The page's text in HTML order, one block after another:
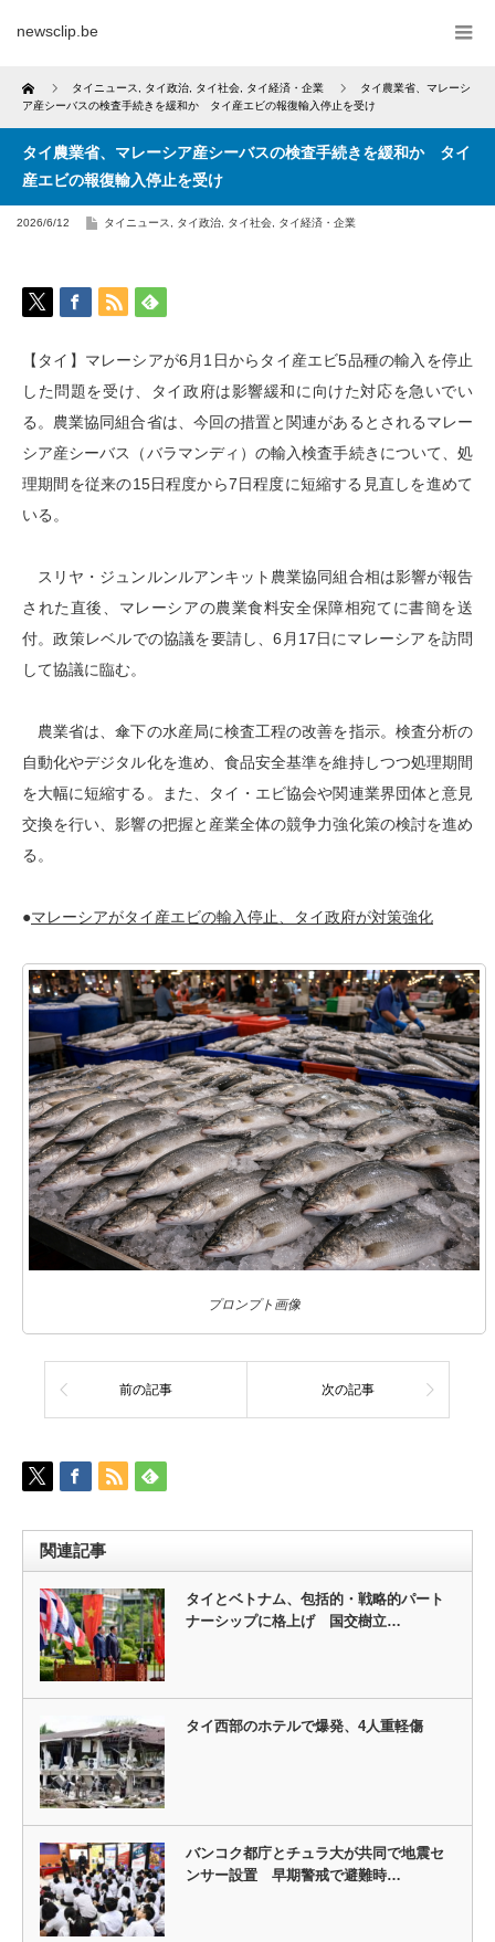
newsclip.be
Home タイニュース タイ政治 タイ社会 タイ経済・企業
タイ農業省、マレーシ
ア産シーバスの検査手続きを緩和か タイ産エビの報復輸入停止を受け
タイ農業省、マレーシア産シーバスの検査手続きを緩和か タイ
産エビの報復輸入停止を受け
2026/6/12 タイニュース タイ政治 タイ社会 タイ経済・企業
【タイ】マレーシアが6月1日からタイ産エビ5品種の輸入を停止
した問題を受け、タイ政府は影響緩和に向けた対応を急いでい
る。農業協同組合省は、今回の措置と関連があるとされるマレー
シア産シーバス（バラマンディ）の輸入検査手続きについて、処
理期間を従来の15日程度から7日程度に短縮する見直しを進めて
いる。
スリヤ・ジュンルンルアンキット農業協同組合相は影響が報告
された直後、マレーシアの農業食料安全保障相宛てに書簡を送
付。政策レベルでの協議を要請し、6月17日にマレーシアを訪問
して協議に臨む。
農業省は、傘下の水産局に検査工程の改善を指示。検査分析の
自動化やデジタル化を進め、食品安全基準を維持しつつ処理期間
を大幅に短縮する。また、タイ・エビ協会や関連業界団体と意見
交換を行い、影響の把握と産業全体の競争力強化策の検討を進め
る。
●マレーシアがタイ産エビの輸入停止、タイ政府が対策強化
プロンプト画像
前の記事 次の記事
関連記事
タイとベトナム、包括的・戦略的パート
ナーシップに格上げ 国交樹立…
タイ西部のホテルで爆発、4人重軽傷
バンコク都庁とチュラ大が共同で地震セ
ンサー設置 早期警戒で避難時…